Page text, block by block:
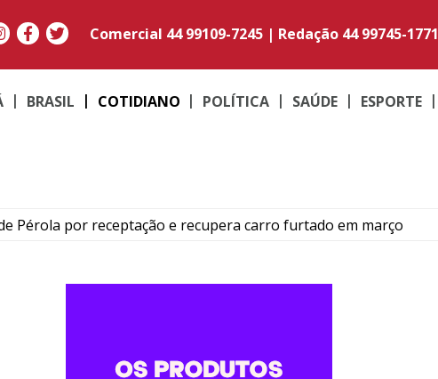
Comercial 44 99109-7245 | Redação 44 99745-1771
BRASIL COTIDIANO POLÍTICA SAÚDE ESPORTE
Pérola por receptação e recupera carro furtado em março